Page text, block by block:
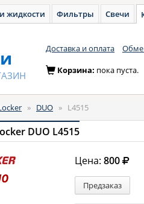
жидкости Фильтры Свечи
Доставка и оплата
Корзина: пока пуста.
» DUO » L4515
DUO L4515
Цена:800
Предзаказ